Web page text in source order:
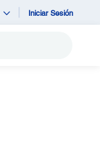
Iniciar Sesión